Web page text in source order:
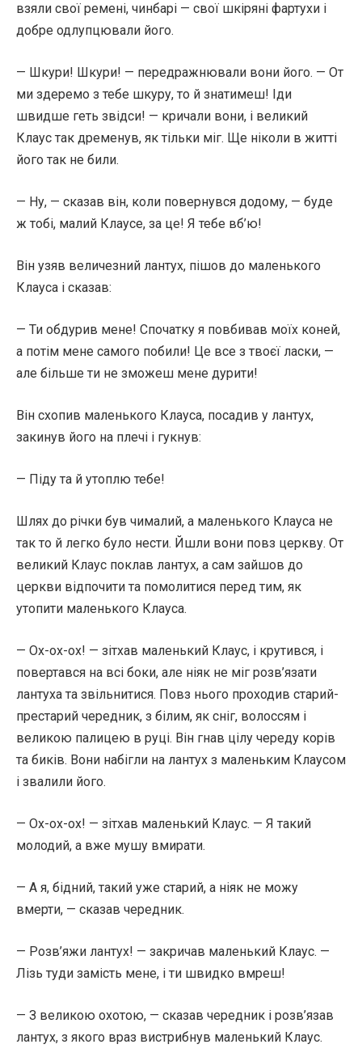
взяли свої ремені, чинбарі — свої шкіряні фартухи і
добре одлупцювали його.
— Шкури! Шкури! — передражнювали вони його. — От
ми здеремо з тебе шкуру, то й знатимеш! Іди
швидше геть звідси! — кричали вони, і великий
Клаус так дременув, як тільки міг. Ще ніколи в житті
його так не били.
— Ну, — сказав він, коли повернувся додому, — буде
ж тобі, малий Клаусе, за це! Я тебе вб’ю!
Він узяв величезний лантух, пішов до маленького
Клауса і сказав:
— Ти обдурив мене! Спочатку я повбивав моїх коней,
а потім мене самого побили! Це все з твоєї ласки, —
але більше ти не зможеш мене дурити!
Він схопив маленького Клауса, посадив у лантух,
закинув його на плечі і гукнув:
— Піду та й утоплю тебе!
Шлях до річки був чималий, а маленького Клауса не
так то й легко було нести. Йшли вони повз церкву. От
великий Клаус поклав лантух, а сам зайшов до
церкви відпочити та помолитися перед тим, як
утопити маленького Клауса.
— Ох-ох-ох! — зітхав маленький Клаус, і крутився, і
повертався на всі боки, але ніяк не міг розв’язати
лантуха та звільнитися. Повз нього проходив старий-
престарий чередник, з білим, як сніг, волоссям і
великою палицею в руці. Він гнав цілу череду корів
та биків. Вони набігли на лантух з маленьким Клаусом
і звалили його.
— Ох-ох-ох! — зітхав маленький Клаус. — Я такий
молодий, а вже мушу вмирати.
— А я, бідний, такий уже старий, а ніяк не можу
вмерти, — сказав чередник.
— Розв’яжи лантух! — закричав маленький Клаус. —
Лізь туди замість мене, і ти швидко вмреш!
— З великою охотою, — сказав чередник і розв’язав
лантух, з якого враз вистрибнув маленький Клаус.